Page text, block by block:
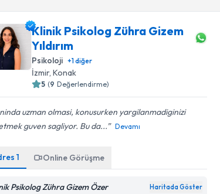
Klinik Psikolog Zühra Gizem
Yıldırım
Psikoloji +1diğer
İzmir, Konak
5 (9 Değerlendirme)
uzman olmasi, konusurken yargilanmadiginizi
guven sagliyor. Bu da...
Devamı
1 Online Görüşme
Psikolog Zühra Gizem Özer Haritada Göster